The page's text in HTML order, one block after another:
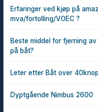
Erfaringer ved kjøp på
mva/fortolling/VOEC ?
Beste middel for fjerning
på båt?
Leter etter Båt over
Dyptgående Nimbus 2600